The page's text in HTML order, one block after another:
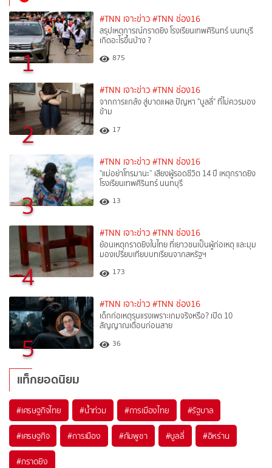
1
#TNN เจาะข่าว #TNN ช่อง16
สรุปเหตุการณ์กราดยิง โรงเรียนเทพศิรินทร์ นนทบุรี
เกิดอะไรขึ้นบ้าง ?
875
2
#TNN เจาะข่าว #TNN ช่อง16
จากการแกล้ง สู่บาดแผล ปัญหา "บูลลี่" ที่ไม่ควรมอง
ข้าม
17
3
#TNN เจาะข่าว #TNN ช่อง16
"แม่อย่าโทรมานะ” เสียงผู้รอดชีวิต 14 ปี เหตุกราดยิง
โรงเรียนเทพศิรินทร์ นนทบุรี
13
4
#TNN เจาะข่าว #TNN ช่อง16
ย้อนเหตุกราดยิงในไทย ที่เยาวชนเป็นผู้ก่อเหตุ และมุม
มองเปรียบเทียบบทเรียนจากสหรัฐฯ
173
5
#TNN เจาะข่าว #TNN ช่อง16
เด็กก่อเหตุรุนแรงเพราะเกมจริงหรือ? เปิด 10
สัญญาณเตือนก่อนสาย
36
แท็กยอดนิยม
#เศรษฐกิจไทย #น้ำท่วม #การเมืองไทย #รัฐบาล
#เศรษฐกิจ #การเมือง #กัมพูชา #บูลลี่ #อิหร่าน
#กราดยิง